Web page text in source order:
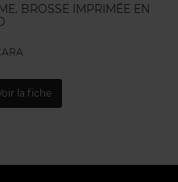
BROSSE IMPRIMÉE EN
la fiche